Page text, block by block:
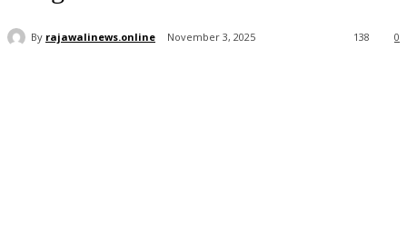
By rajawalinews.online November 3, 2025 0
138